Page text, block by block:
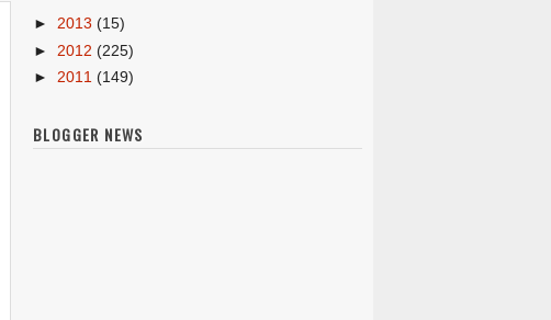
► 2013 (15)
► 2012 (225)
► 2011 (149)
BLOGGER NEWS